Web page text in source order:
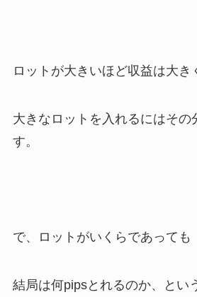
ロットが大きいほど収益は大き
大きなロットを入れるにはその
す。
で、ロットがいくらであっても
結局は何pipsとれるのか、とい